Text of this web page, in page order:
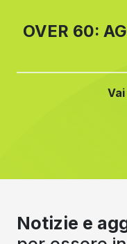
OVER 60:
Notizie e